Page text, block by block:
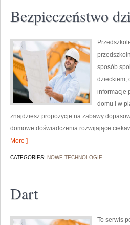
Bezpieczeństwo
sposób
dzieckiem,
informacje
domu i w
znajdziesz propozycje na zabawy
domowe doświadczenia rozwijające
More ]
CATEGORIES: NOWE TECHNOLOGIE
Dart
To serwis